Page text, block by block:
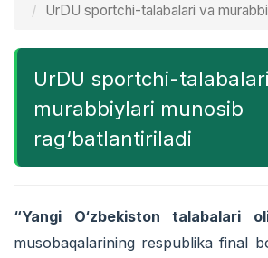
UrDU sportchi-talabalari va
UrDU sportchi-
murabbiylari munosib
rag‘batlantiriladi
“Yangi O‘zbekiston talabalari
musobaqalarining respublika final